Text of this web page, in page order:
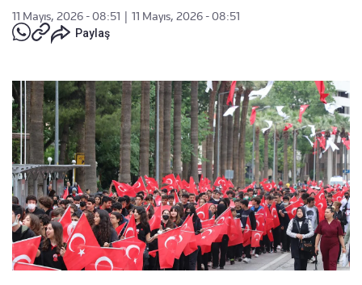
11 Mayıs, 2026 - 08:51
11 Mayıs, 2026 - 08:51
Paylaş